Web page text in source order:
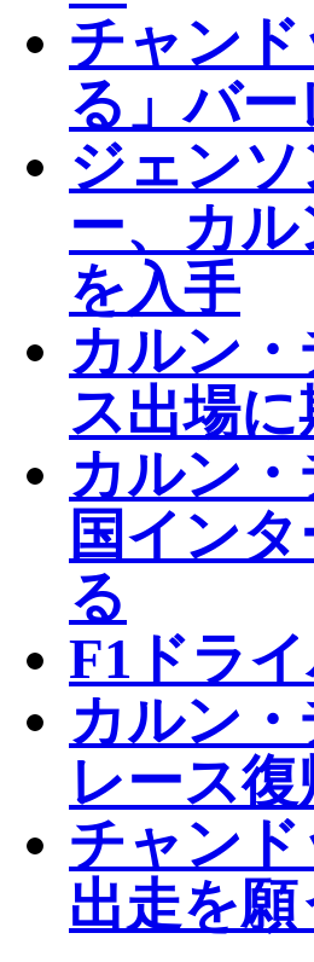
チャン
る」バ
ジェン
ー、カ
を入手
カルン
ス出場に
カルン
国イン
る
F1ドラ
カルン
レース復
チャン
出走を願